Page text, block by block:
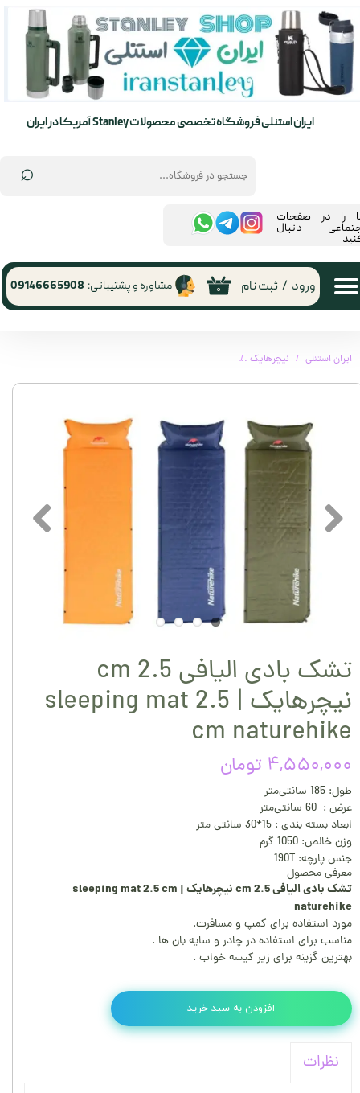
⌕
ایران استنلی فروشگاه تخصصی محصولات Stanley آمریکا در ایران
۰ ورود / ثبت نام
حساب کاربری من
تغییر گذر واژه
مشاوره و پشتیبانی: 09146665908
را در صفحات
دنبال
ایران استنلی نیچرهایک
تشک بادی الیافی 2.5 cm
نیچرهایک | sleeping mat 2.5
cm naturehike
۴,۵۵۰,۰۰۰ تومان
طول: 185 سانتی‌متر
عرض : 60 سانتی‌متر
ابعاد بسته بندی : 15*30 سانتی متر
وزن خالص: 1050 گرم
جنس پارچه: 190T
معرفی محصول
تشک بادی الیافی 2.5 cm نیچرهایک | sleeping mat 2.5 cm
naturehike
مورد استفاده برای کمپ و مسافرت.
مناسب برای استفاده در چادر و سایه بان ها .
بهترین گزینه برای زیر کیسه خواب .
افزودن به سبد خرید
نظرات